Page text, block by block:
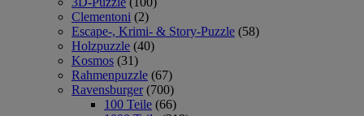
Clementoni (2)
Escape-, Krimi- & Story-Puzzle (58)
Holzpuzzle (40)
Kosmos (31)
Rahmenpuzzle (67)
Ravensburger (700)
100 Teile (66)